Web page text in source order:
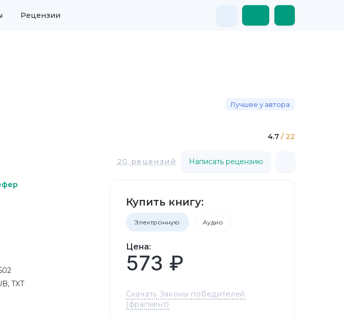
Рецензии
Лучшее у автора
4.7 / 22
20 рецензий Написать рецензию
TXT
Купить книгу:
Электронную Аудио
Цена:
573 ₽
Скачать Законы победителей
(фрагмент)